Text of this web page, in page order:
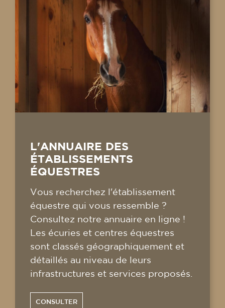
L'ANNUAIRE DES
ÉTABLISSEMENTS
ÉQUESTRES
Vous recherchez l'établissement
équestre qui vous ressemble ?
Consultez notre annuaire en ligne !
Les écuries et centres équestres
sont classés géographiquement et
détaillés au niveau de leurs
infrastructures et services proposés.
CONSULTER